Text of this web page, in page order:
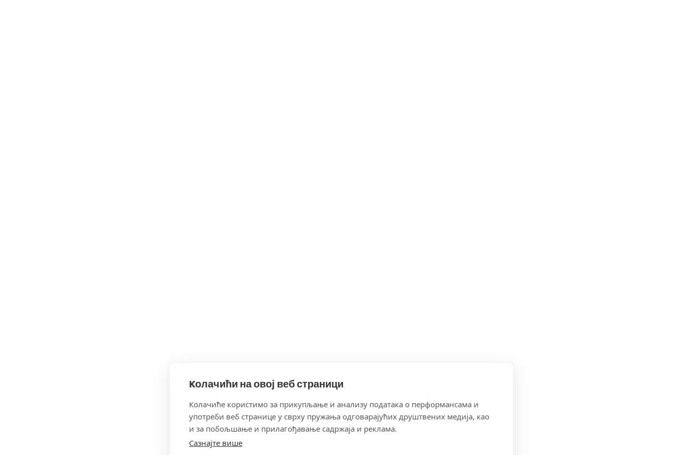
Kолачићи на овој веб страници
Колачиће користимо за прикупљање и анализу података о перформансама и
употреби веб странице у сврху пружaња одговарајућих друштвених медија, као
и за побољшање и прилагођавање садржаја и реклама.
Сазнајте више